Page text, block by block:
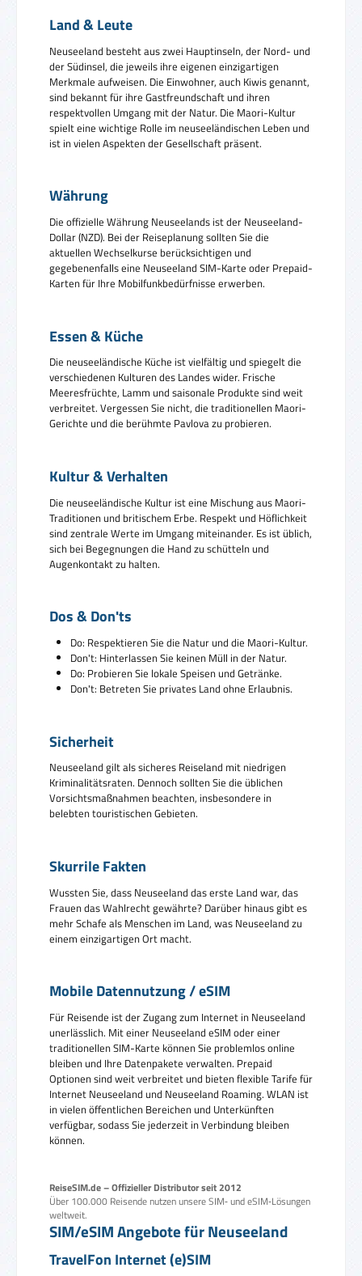
Land & Leute
Neuseeland besteht aus zwei Hauptinseln, der Nord- und
der Südinsel, die jeweils ihre eigenen einzigartigen
Merkmale aufweisen. Die Einwohner, auch Kiwis genannt,
sind bekannt für ihre Gastfreundschaft und ihren
respektvollen Umgang mit der Natur. Die Maori-Kultur
spielt eine wichtige Rolle im neuseeländischen Leben und
ist in vielen Aspekten der Gesellschaft präsent.
Währung
Die offizielle Währung Neuseelands ist der Neuseeland-
Dollar (NZD). Bei der Reiseplanung sollten Sie die
aktuellen Wechselkurse berücksichtigen und
gegebenenfalls eine Neuseeland SIM-Karte oder Prepaid-
Karten für Ihre Mobilfunkbedürfnisse erwerben.
Essen & Küche
Die neuseeländische Küche ist vielfältig und spiegelt die
verschiedenen Kulturen des Landes wider. Frische
Meeresfrüchte, Lamm und saisonale Produkte sind weit
verbreitet. Vergessen Sie nicht, die traditionellen Maori-
Gerichte und die berühmte Pavlova zu probieren.
Kultur & Verhalten
Die neuseeländische Kultur ist eine Mischung aus Maori-
Traditionen und britischem Erbe. Respekt und Höflichkeit
sind zentrale Werte im Umgang miteinander. Es ist üblich,
sich bei Begegnungen die Hand zu schütteln und
Augenkontakt zu halten.
Dos & Don'ts
Do: Respektieren Sie die Natur und die Maori-Kultur.
Don't: Hinterlassen Sie keinen Müll in der Natur.
Do: Probieren Sie lokale Speisen und Getränke.
Don't: Betreten Sie privates Land ohne Erlaubnis.
Sicherheit
Neuseeland gilt als sicheres Reiseland mit niedrigen
Kriminalitätsraten. Dennoch sollten Sie die üblichen
Vorsichtsmaßnahmen beachten, insbesondere in
belebten touristischen Gebieten.
Skurrile Fakten
Wussten Sie, dass Neuseeland das erste Land war, das
Frauen das Wahlrecht gewährte? Darüber hinaus gibt es
mehr Schafe als Menschen im Land, was Neuseeland zu
einem einzigartigen Ort macht.
Mobile Datennutzung / eSIM
Für Reisende ist der Zugang zum Internet in Neuseeland
unerlässlich. Mit einer Neuseeland eSIM oder einer
traditionellen SIM-Karte können Sie problemlos online
bleiben und Ihre Datenpakete verwalten. Prepaid
Optionen sind weit verbreitet und bieten flexible Tarife für
Internet Neuseeland und Neuseeland Roaming. WLAN ist
in vielen öffentlichen Bereichen und Unterkünften
verfügbar, sodass Sie jederzeit in Verbindung bleiben
können.
ReiseSIM.de – Offizieller Distributor seit 2012
Über 100.000 Reisende nutzen unsere SIM‑ und eSIM‑Lösungen
weltweit.
SIM/eSIM Angebote für Neuseeland
TravelFon Internet (e)SIM